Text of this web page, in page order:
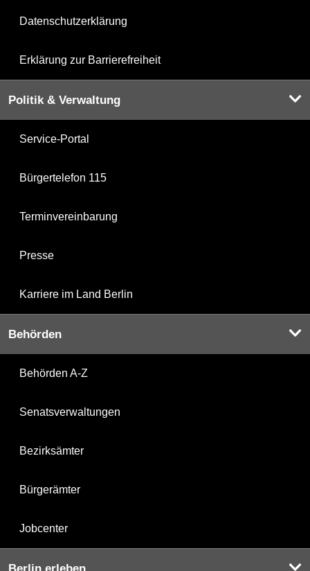
Datenschutzerklärung
Erklärung zur Barrierefreiheit
Politik & Verwaltung
Service-Portal
Bürgertelefon 115
Terminvereinbarung
Presse
Karriere im Land Berlin
Behörden
Behörden A-Z
Senatsverwaltungen
Bezirksämter
Bürgerämter
Jobcenter